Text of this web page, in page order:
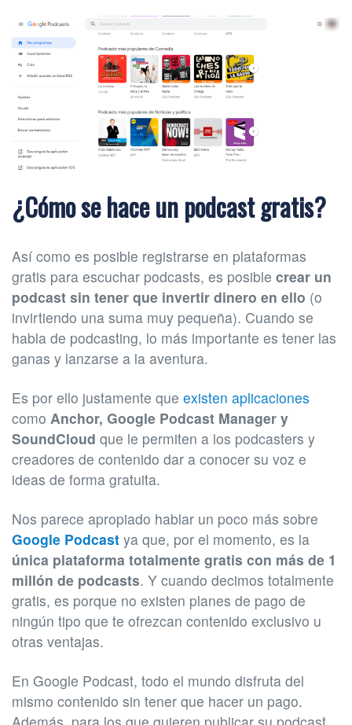
¿Cómo se hace un podcast gratis?
Así como es posible registrarse en plataformas
gratis para escuchar podcasts, es posible crear un
podcast sin tener que invertir dinero en ello (o
invirtiendo una suma muy pequeña). Cuando se
habla de podcasting, lo más importante es tener las
ganas y lanzarse a la aventura.
Es por ello justamente que existen aplicaciones
como Anchor, Google Podcast Manager y
SoundCloud que le permiten a los podcasters y
creadores de contenido dar a conocer su voz e
ideas de forma gratuita.
Nos parece apropiado hablar un poco más sobre
Google Podcast ya que, por el momento, es la
única plataforma totalmente gratis con más de 1
millón de podcasts. Y cuando decimos totalmente
gratis, es porque no existen planes de pago de
ningún tipo que te ofrezcan contenido exclusivo u
otras ventajas.
En Google Podcast, todo el mundo disfruta del
mismo contenido sin tener que hacer un pago.